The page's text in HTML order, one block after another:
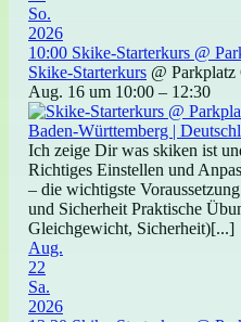
So.
2026
10:00 Skike-Starterkurs @
Skike-Starterkurs @
Aug. 16 um 10:00 – 12:30
Ich zeige Dir was skiken ist
Richtiges Einstellen und
– die wichtigste
und Sicherheit Praktische
Gleichgewicht, Sicherheit)[...]
Aug.
22
Sa.
2026